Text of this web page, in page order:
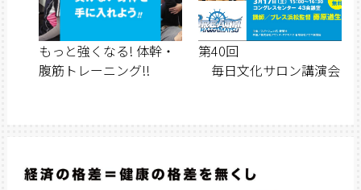
もっと強くなる! 体幹・
腹筋トレーニング!!
第40回
毎日文化サロン講演会